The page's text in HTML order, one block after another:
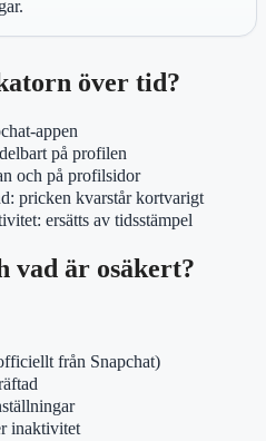
över tid?
appen
på profilen
och på profilsidor
pricken kvarstår kortvarigt
ersätts av tidsstämpel
vad är osäkert?
från Snapchat)
inaktivitet